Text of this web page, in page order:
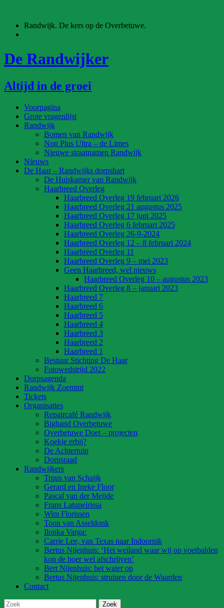
inhoud
Randwijk. De kers op de Overbetuwe.
De Randwijker
Altijd in de groei
Voorpagina
Grote vragenlijst
Randwijk
Bomen van Randwijk
Non Plus Ultra – de Limes
Nieuwe straatnamen Randwijk
Nieuws
De Haar – Randwijks dorpshart
De Huiskamer van Randwijk
Haarbreed Overleg
Haarbreed Overleg 19 februari 2026
Haarbreed Overleg 21 augustus 2025
Haarbreed Overleg 17 juni 2025
Haarbreed Overleg 6 februari 2025
Haarbreed Overleg 26-9-2024
Haarbreed Overleg 12 – 8 februari 2024
Haarbreed Overleg 11
Haarbreed Overleg 9 – mei 2023
Geen Haarbreed, wel nieuws
Haarbreed Overleg 10 – augustus 2023
Haarbreed Overleg 8 – januari 2023
Haarbreed 7
Haarbreed 6
Haarbreed 5
Haarbreed 4
Haarbreed 3
Haarbreed 2
Haarbreed 1
Bestuur Stichting De Haar
Fotowedstrijd 2022
Dorpsagenda
Randwijk Zoemmt
Tickets
Organisaties
Repaircafé Randwijk
Bigband Overbetuwe
Overbetuwe Doet – projecten
Koekje erbij?
De Achtertuin
Dorpsraad
Randwijkers
Truus van Schaijk
Gerard en Ineke Floor
Pascal van der Meijde
Frans Latupeirissa
Wim Florissen
Toon van Asseldonk
Ilonka Varga:
Carrie Lee, van Texas naar Indoornik
Bertus Nijenhuis: ‘Het weiland waar wij op voetbalden
kon de boer wel afschrijven’
Bert Nijenhuis: het water op
Bertus Nijenhuis: struinen door de Waarden
Contact